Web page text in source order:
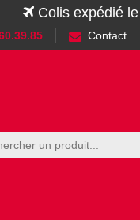
Colis expédié
Contact